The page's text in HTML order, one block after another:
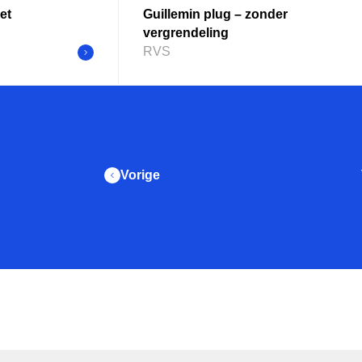
Guillemin plug – zonder
vergrendeling
RVS
Vorige